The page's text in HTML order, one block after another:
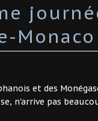
et des
n'arrive pas